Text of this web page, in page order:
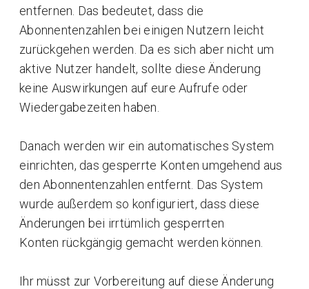
entfernen. Das bedeutet, dass die
Abonnentenzahlen bei einigen Nutzern leicht
zurückgehen werden. Da es sich aber nicht um
aktive Nutzer handelt, sollte diese Änderung
keine Auswirkungen auf eure Aufrufe oder
Wiedergabezeiten haben.
Danach werden wir ein automatisches System
einrichten, das gesperrte Konten umgehend aus
den Abonnentenzahlen entfernt. Das System
wurde außerdem so konfiguriert, dass diese
Änderungen bei irrtümlich gesperrten
Konten rückgängig gemacht werden können.
Ihr müsst zur Vorbereitung auf diese Änderung